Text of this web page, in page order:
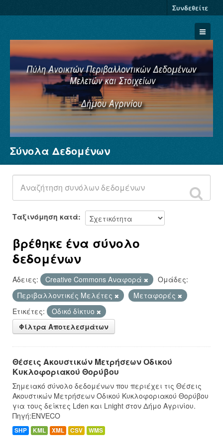
Συνδεθείτε
Σύνολα Δεδομένων
Φορείς
Ομάδες
Σχετικά
Σύνολα Δεδομένων
Ταξινόμηση κατά
βρέθηκε ένα σύνολο
δεδομένων
Άδειες: Creative Commons Αναφορά
Ομάδες:
Περιβαλλοντικές Μελέτες
Μεταφορές
Ετικέτες:
Οδικό δίκτυο
Φίλτρα Αποτελεσμάτων
Θέσεις Ακουστικών Μετρήσεων Οδικού
Κυκλοφοριακού Θορύβου
Σημειακό σύνολο δεδομένων που περιέχει τις Θέσεις
Ακουστικών Μετρήσεων Οδικού Κυκλοφοριακού Θορύβου
για τους δείκτες Lden και Lnight στον Δήμο Αγρινίου.
Πηγή:ENVECO
SHP KML XML CSV WMS